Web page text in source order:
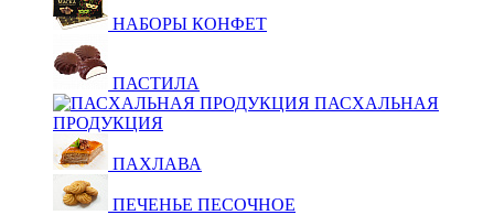
НАБОРЫ КОНФЕТ
ПАСТИЛА
ПАСХАЛЬНАЯ
ПРОДУКЦИЯ
ПАХЛАВА
ПЕЧЕНЬЕ ПЕСОЧНОЕ